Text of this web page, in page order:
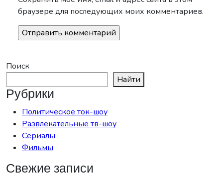
браузере для последующих моих комментариев.
Поиск
Найти
Рубрики
Политическое ток-шоу
Развлекательные тв-шоу
Сериалы
Фильмы
Свежие записи